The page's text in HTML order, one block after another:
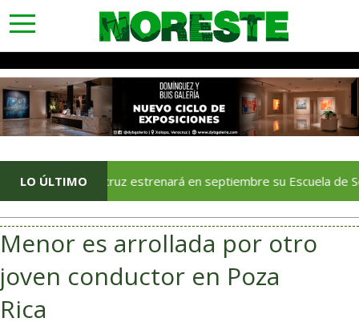
toggle
navigation
LO ÚLTIMO
Veracruz estrenará en septiembre su Escuela de Servicios
Menor es arrollada por otro
joven conductor en Poza
Rica